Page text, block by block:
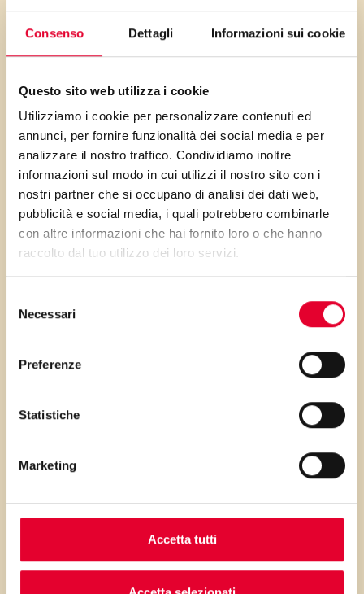
Consenso Dettagli Informazioni sui cookie
Questo sito web utilizza i cookie
Utilizziamo i cookie per personalizzare contenuti ed
annunci, per fornire funzionalità dei social media e per
analizzare il nostro traffico. Condividiamo inoltre
informazioni sul modo in cui utilizzi il nostro sito con i
nostri partner che si occupano di analisi dei dati web,
pubblicità e social media, i quali potrebbero combinarle
con altre informazioni che hai fornito loro o che hanno
raccolto dal tuo utilizzo dei loro servizi.
delNecessari
Preferenze
Statistiche
Marketing
Accetta tutti
papille gustative.
ricco di fibra alimentare e Sali
dimostra come gusto e
benessere possano viaggiare
sotto braccio l’uno all’altro. Per
un’alternativa vegana,
sostituite la ricotta
aumentando la quantità di
cavoletti per la salsa di noci,
così facendo risparmierete
PRIMA GLI
...poi clicca sui numeri a lato per scorrere
i passaggi della ricetta.